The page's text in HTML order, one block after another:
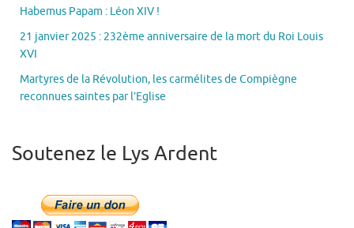
Habemus Papam : Léon XIV !
21 janvier 2025 : 232ème anniversaire de la mort du Roi Louis
XVI
Martyres de la Révolution, les carmélites de Compiègne
reconnues saintes par l’Eglise
Soutenez le Lys Ardent